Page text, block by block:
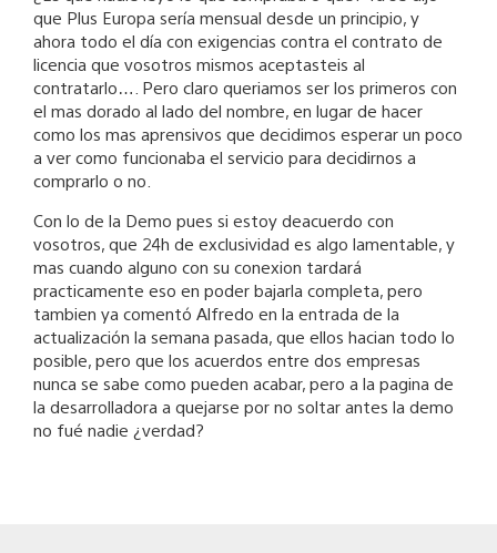
que Plus Europa sería mensual desde un principio, y
ahora todo el día con exigencias contra el contrato de
licencia que vosotros mismos aceptasteis al
contratarlo…. Pero claro queriamos ser los primeros con
el mas dorado al lado del nombre, en lugar de hacer
como los mas aprensivos que decidimos esperar un poco
a ver como funcionaba el servicio para decidirnos a
comprarlo o no.
Con lo de la Demo pues si estoy deacuerdo con
vosotros, que 24h de exclusividad es algo lamentable, y
mas cuando alguno con su conexion tardará
practicamente eso en poder bajarla completa, pero
tambien ya comentó Alfredo en la entrada de la
actualización la semana pasada, que ellos hacian todo lo
posible, pero que los acuerdos entre dos empresas
nunca se sabe como pueden acabar, pero a la pagina de
la desarrolladora a quejarse por no soltar antes la demo
no fué nadie ¿verdad?